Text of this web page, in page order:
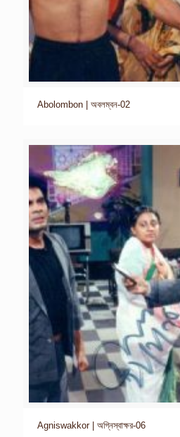
Abolombon | অবলম্বন-02
Agniswakkor | অগ্নিস্বাক্ষর-06